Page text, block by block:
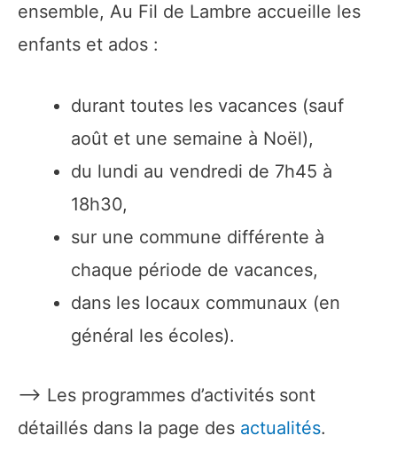
ensemble, Au Fil de Lambre accueille les
enfants et ados :
durant toutes les vacances (sauf
août et une semaine à Noël),
du lundi au vendredi de 7h45 à
18h30,
sur une commune différente à
chaque période de vacances,
dans les locaux communaux (en
général les écoles).
–> Les programmes d’activités sont
détaillés dans la page des actualités.